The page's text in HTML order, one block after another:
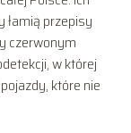
przepisy
czerwonym
w której
które nie